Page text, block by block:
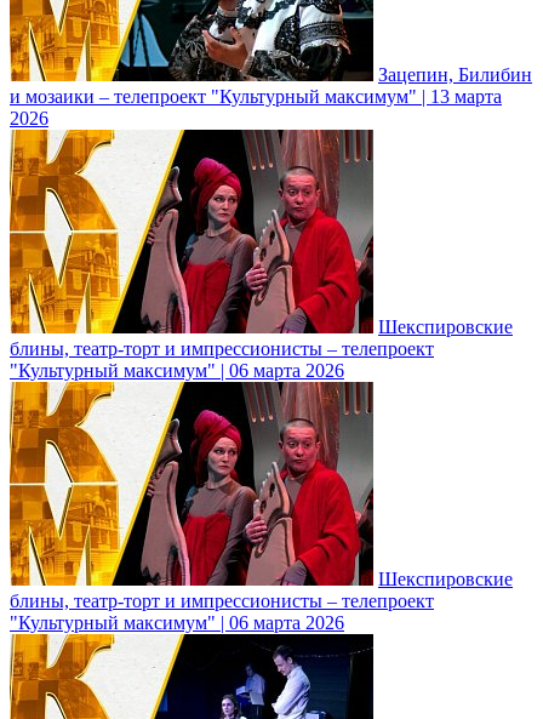
Зацепин, Билибин
и мозаики – телепроект "Культурный максимум" | 13 марта
2026
Шекспировские
блины, театр-торт и импрессионисты – телепроект
"Культурный максимум" | 06 марта 2026
Шекспировские
блины, театр-торт и импрессионисты – телепроект
"Культурный максимум" | 06 марта 2026